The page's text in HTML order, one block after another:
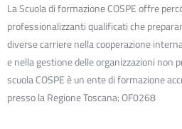
La Scuola di formazione COSPE offre
professionalizzanti qualificati che
diverse carriere nella cooperazione
e nella gestione delle organizzazioni non
scuola COSPE è un ente di formazione
presso la Regione Toscana: OF0268